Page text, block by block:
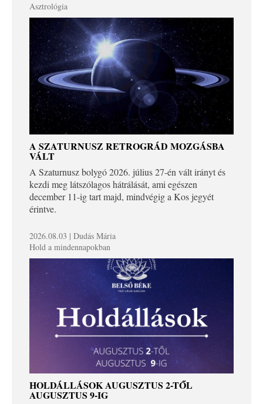
Asztrológia
A SZATURNUSZ RETROGRÁD MOZGÁSBA
VÁLT
A Szaturnusz bolygó 2026. július 27-én vált irányt és
kezdi meg látszólagos hátrálását, ami egészen
december 11-ig tart majd, mindvégig a Kos jegyét
érintve.
2026.08.03 | Dudás Mária
Hold a mindennapokban
HOLDÁLLÁSOK AUGUSZTUS 2-TŐL
AUGUSZTUS 9-IG